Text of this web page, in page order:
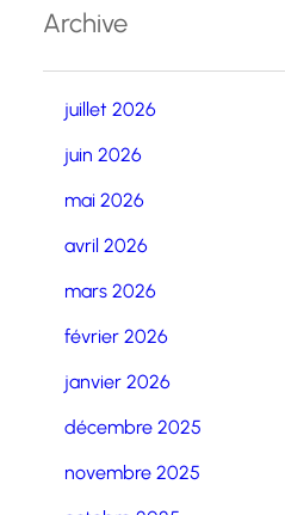
Archive
juillet 2026
juin 2026
mai 2026
avril 2026
mars 2026
février 2026
janvier 2026
décembre 2025
novembre 2025